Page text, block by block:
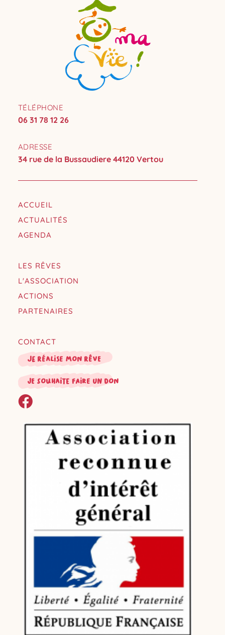
TÉLÉPHONE
06 31 78 12 26
ADRESSE
34 rue de la Bussaudiere 44120 Vertou
ACCUEIL
ACTUALITÉS
AGENDA
LES RÊVES
L'ASSOCIATION
ACTIONS
PARTENAIRES
CONTACT
Je réalise mon rêve
je souhaite faire un don